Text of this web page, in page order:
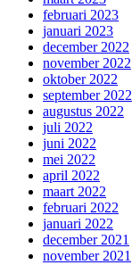
februari 2023
januari 2023
december 2022
november 2022
oktober 2022
september 2022
augustus 2022
juli 2022
juni 2022
mei 2022
april 2022
maart 2022
februari 2022
januari 2022
december 2021
november 2021